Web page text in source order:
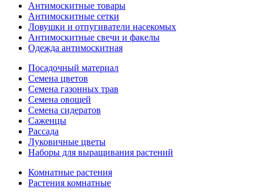
Антимоскитные товары
Антимоскитные сетки
Ловушки и отпугиватели насекомых
Антимоскитные свечи и факелы
Одежда антимоскитная
Посадочный материал
Семена цветов
Семена газонных трав
Семена овощей
Семена сидератов
Саженцы
Рассада
Луковичные цветы
Наборы для выращивания растений
Комнатные растения
Растения комнатные